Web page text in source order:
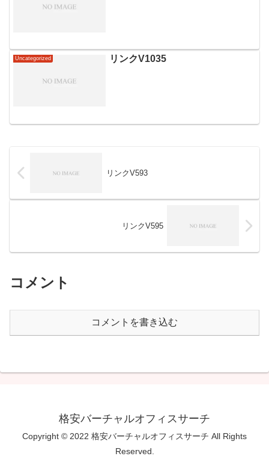
Uncategorized リンクV1035
リンクV593
リンクV595
コメント
コメントを書き込む
格安バーチャルオフィスサーチ
Copyright © 2022 格安バーチャルオフィスサーチ All Rights
Reserved.